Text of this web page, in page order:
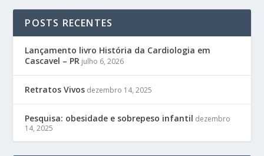
POSTS RECENTES
Lançamento livro História da Cardiologia em
Cascavel – PR julho 6, 2026
Retratos Vivos dezembro 14, 2025
Pesquisa: obesidade e sobrepeso infantil dezembro
14, 2025